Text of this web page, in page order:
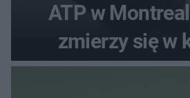
ATP w
zmierzy się w